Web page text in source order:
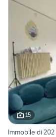
15
Immobile di